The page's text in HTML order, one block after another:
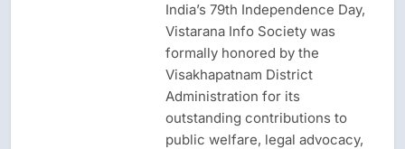
India’s 79th Independence Day,
Vistarana Info Society was
formally honored by the
Visakhapatnam District
Administration for its
outstanding contributions to
public welfare, legal advocacy,